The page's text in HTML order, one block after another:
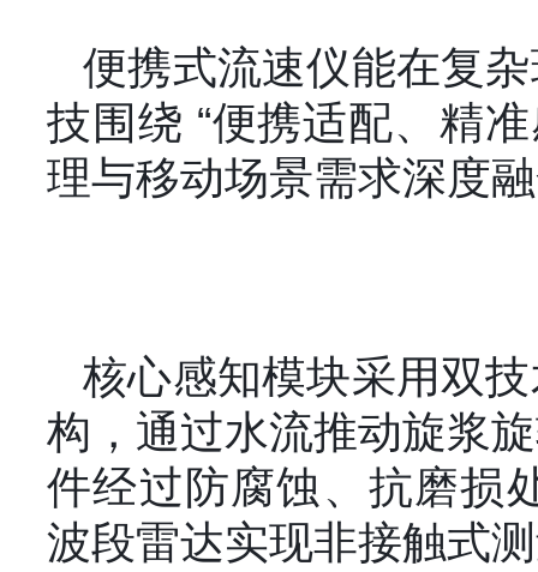
便携式流速仪能在复
技围绕 “便携适配、精
理与移动场景需求深度
核心感知模块采用双
构，通过水流推动旋浆
件经过防腐蚀、抗磨损
波段雷达实现非接触式